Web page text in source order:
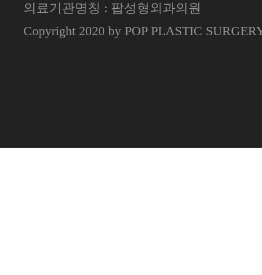
의료기관명칭 : 팝성형외과의원
Copyright 2020 by POP PLASTIC